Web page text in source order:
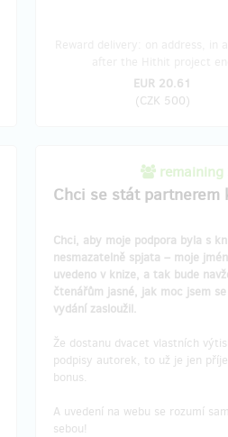
EUR 20.61
(CZK 500)
remaining
Chci se stát partnerem
Chci, aby moje podpora byla s
nesmazatelně spjata – moje
uvedeno v knize, a tak bude
čtenářům jasné, jak moc jsem
vydání zasloužil.
Že dostanu dvacet vlastních
podpisy autorek, to už je jen
bonus.
A uvedení na webu se rozumí
sebou!